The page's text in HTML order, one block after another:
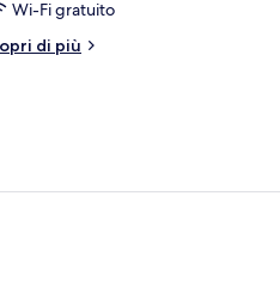
Wi-Fi gratuito
di più
e un'ampia finestra vista mare.